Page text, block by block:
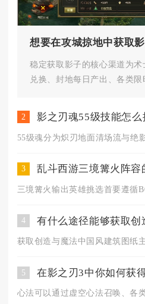
想要在攻城掠地中获取
稳定获取影子的核心渠道为
兑换、封地每日产出、各类
2 影之刃魂55级技能怎
3
4
5 在影之刃3中你如何获